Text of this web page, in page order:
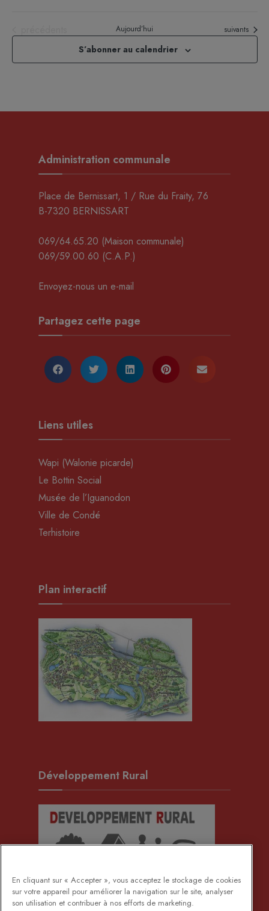
Aujourd’hui Évènements
suivants
S’abonner au calendrier
Administration communale
Place de Bernissart, 1 / Rue du Fraity, 76
B-7320 BERNISSART
069/64.65.20 (Maison communale)
069/59.00.60 (C.A.P.)
Envoyez-nous un e-mail
Partagez cette page
Liens utiles
Wapi (Walonie picarde)
Le Bottin Social
Musée de l’Iguanodon
Ville de Condé
Terhistoire
Plan interactif
Développement Rural
En cliquant sur « Accepter », vous acceptez le stockage de cookies
sur votre appareil pour améliorer la navigation sur le site, analyser
son utilisation et contribuer à nos efforts de marketing.